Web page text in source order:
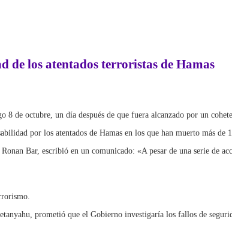
de los atentados terroristas de Hamas
de octubre, un día después de que fuera alcanzado por un
por los atentados de Hamas en los que han muerto más
Bar, escribió en un comunicado: «A pesar de una serie de
prometió que el Gobierno investigaría los fallos de